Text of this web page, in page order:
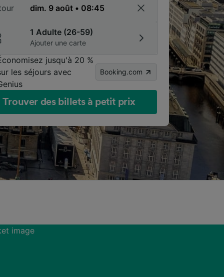
1 Adulte (26-59)
Ajouter une carte
jusqu'à 20 %
les séjours avec
Booking.com
Trouver des billets à petit prix